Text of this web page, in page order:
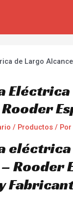
Eléctrica
/ Productos / Por
Rooder